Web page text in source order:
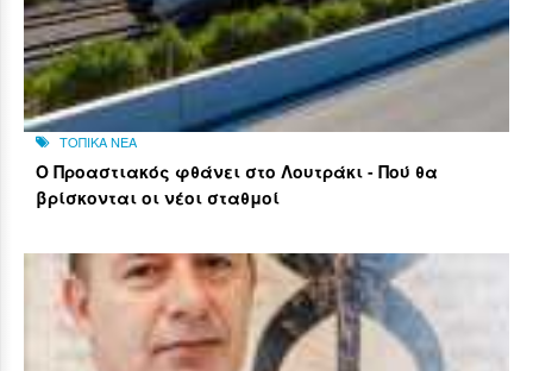
ΤΟΠΙΚΑ ΝΕΑ
Ο Προαστιακός φθάνει στο Λουτράκι - Πού θα
βρίσκονται οι νέοι σταθμοί